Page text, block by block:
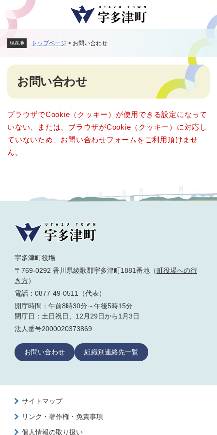
メニューを飛ばして本文へ
現在地 トップページ > お問い合わせ
本
お問い合わせ
ブラウザでCookie（クッキー）が使用できる設定になって
いない、または、ブラウザがCookie（クッキー）に対応し
ていないため、お問い合わせフォームをご利用頂けませ
ん。
宇多津町役場
〒769-0292 香川県綾歌郡宇多津町1881番地（町役場への行
き方）
電話：0877-49-0511（代表）
開庁時間：午前8時30分～午後5時15分
閉庁日：土日祝日、12月29日から1月3日
法人番号2000020373869
お問い合わせ 組織別連絡先一覧
サイトマップ
リンク・著作権・免責事項
個人情報の取り扱い